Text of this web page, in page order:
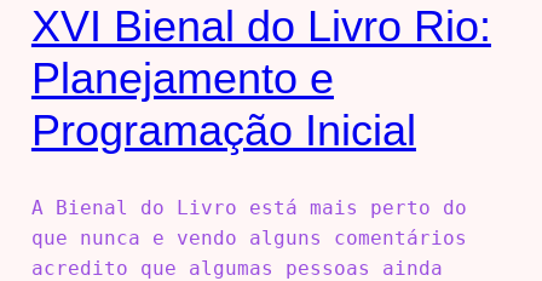
XVI Bienal do Livro Rio:
Planejamento e
Programação Inicial
A Bienal do Livro está mais perto do
que nunca e vendo alguns comentários
acredito que algumas pessoas ainda